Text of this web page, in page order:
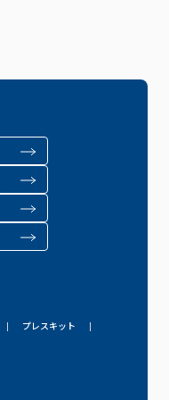
プレスキット